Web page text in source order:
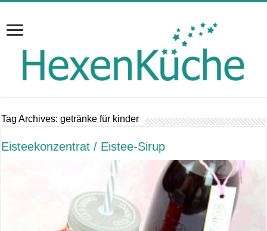
Tag Archives:getränke für kinder
Eisteekonzentrat / Eistee-Sirup